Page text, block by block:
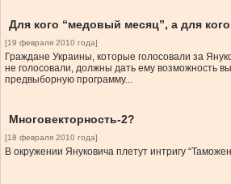
Для кого “медовый месяц”, а для
[19 февраля 2010 года]
Граждане Украины, которые голосовали за
не голосовали, должны дать ему возможность
предвыборную программу...
Многовекторность-2?
[18 февраля 2010 года]
В окружении Януковича плетут интригу